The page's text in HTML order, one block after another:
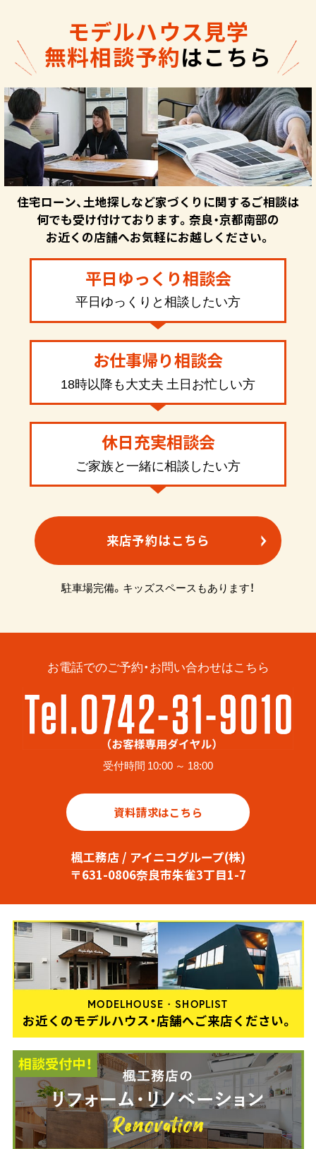
モデルハウス見学
無料相談予約はこちら
住宅ローン、土地探しなど家づくりに関するご相談は
何でも受け付けております。奈良・京都南部の
お近くの店舗へお気軽にお越しください。
平日ゆっくり相談会
平日ゆっくりと相談したい方
お仕事帰り相談会
18時以降も大丈夫 土日お忙しい方
休日充実相談会
ご家族と一緒に相談したい方
来店予約はこちら
駐車場完備。キッズスペースもあります！
お電話でのご予約・お問い合わせはこちら
受付時間 10:00 ～ 18:00
資料請求はこちら
楓工務店 / アイニコグループ(株)
〒631-0806奈良市朱雀3丁目1-7
MODELHOUSE・SHOPLIST
お近くのモデルハウス・店舗へご来店ください。